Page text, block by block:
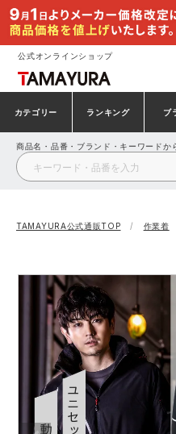
公式オンラインショップ
カテゴリー
安全靴・作業靴
事務服・オフィスウェア
防寒着
作業用手袋
ランキング
安全靴ランキング
安全靴スニーカーランキング
アシックス安全靴ランキング
ミズノ安全靴ランキング
作業着ランキング
ブ
アシックス
プーマ
アイズフロンティア
コーコス
建設・建築作業服
製造・工場作業服
大工・鳶作業服
農作業服
電気・設備作業服
商品名・品番・ブランド・キーワードか
TAMAYURA公式通販TOP 作業着